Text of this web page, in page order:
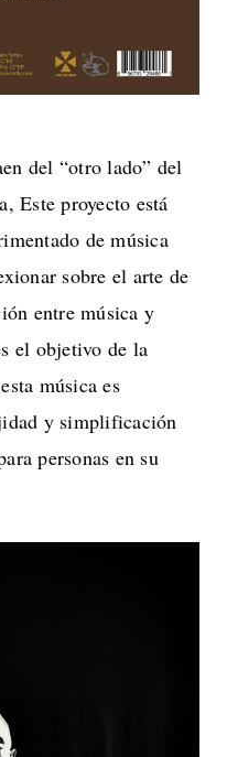
del “otro lado” del
Este proyecto está
de música
sobre el arte de
entre música y
el objetivo de la
música es
y simplificación
personas en su